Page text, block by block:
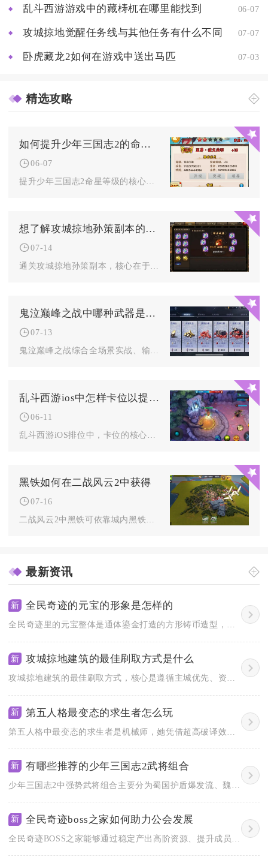
乱斗西游游戏中的藏梼杌在哪里能找到 06-07
攻城掠地觉醒任务线与其他任务有什么不同 07-07
卧虎藏龙2如何在游戏中送出马匹 07-03
精选攻略
如何提升少年三国志2的命星等级
06-07
想了解攻城掠地孙策副本的技巧吗
07-14
鬼泣巅峰之战中哪种武器是最强大的
07-13
乱斗西游ios中怎样卡位以提高排位实力
06-11
黑铁如何在二战风云2中获得
07-16
最新资讯
新 全民奇迹的元宝的形象是怎样的
全民奇迹里的元宝整体是通体鎏金打造的方形铸币造型，边缘打磨圆...
新 攻城掠地建筑的最佳刷取方式是什么
攻城掠地建筑的最佳刷取方式，核心是遵循主城优先、资源建筑梯度...
新 第五人格最变态的求生者怎么玩
新 有哪些推荐的少年三国志2武将组合
新 全民奇迹boss之家如何助力公会发展